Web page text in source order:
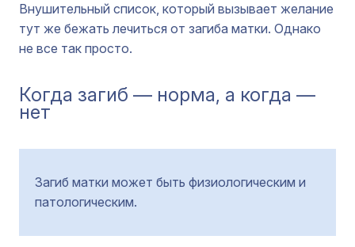
Внушительный список, который вызывает желание
тут же бежать лечиться от загиба матки. Однако
не все так просто.
Когда загиб — норма, а когда —
нет
Загиб матки может быть физиологическим и
патологическим.